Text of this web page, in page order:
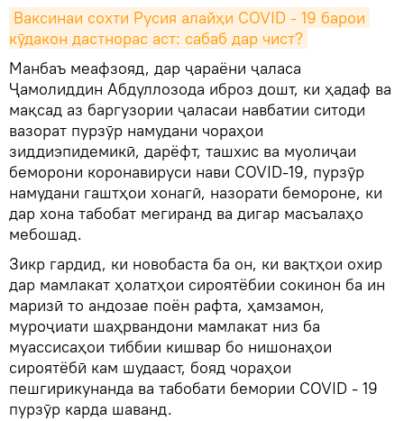
Ваксинаи сохти Русия алайҳи COVID - 19 барои
кӯдакон дастнорас аст: сабаб дар чист?
Манбаъ меафзояд, дар ҷараёни ҷаласа
Ҷамолиддин Абдуллозода иброз дошт, ки ҳадаф ва
мақсад аз баргузории ҷаласаи навбатии ситоди
вазорат пурзӯр намудани чораҳои
зиддиэпидемикӣ, дарёфт, ташхис ва муолиҷаи
беморони коронавируси нави COVID-19, пурзӯр
намудани гаштҳои хонагӣ, назорати бемороне, ки
дар хона табобат мегиранд ва дигар масъалаҳо
мебошад.
Зикр гардид, ки новобаста ба он, ки вақтҳои охир
дар мамлакат ҳолатҳои сироятёбии сокинон ба ин
маризӣ то андозае поён рафта, ҳамзамон,
муроҷиати шаҳрвандони мамлакат низ ба
муассисаҳои тиббии кишвар бо нишонаҳои
сироятёбӣ кам шудааст, бояд чораҳои
пешгирикунанда ва табобати бемории COVID - 19
пурзӯр карда шаванд.